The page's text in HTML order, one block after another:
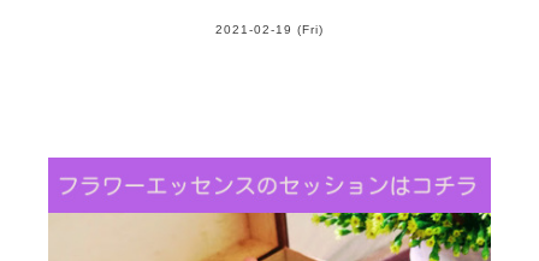
2021-02-19 (Fri)